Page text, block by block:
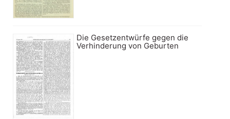
Die Gesetzentwürfe gegen die
Verhinderung von Geburten